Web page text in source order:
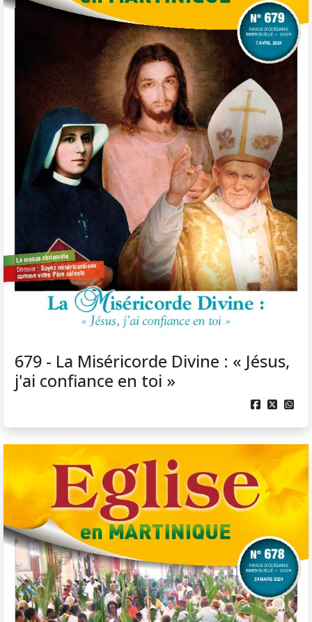
679 - La Miséricorde Divine : « Jésus,
j'ai confiance en toi »
  